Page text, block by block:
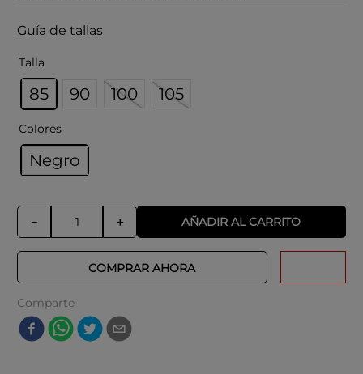
Guía de tallas
Talla
85 90 100 105
Colores
Negro
＋
－ AÑADIR AL CARRITO
COMPRAR AHORA
Comparte